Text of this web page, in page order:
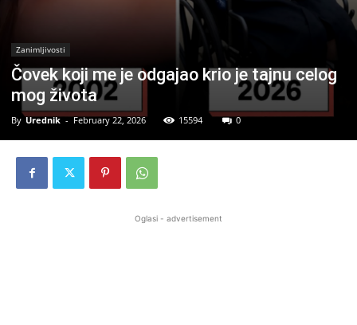
Zanimljivosti
Čovek koji me je odgajao krio je tajnu celog
mog života
By Urednik - February 22, 2026 15594 0
Oglasi - advertisement